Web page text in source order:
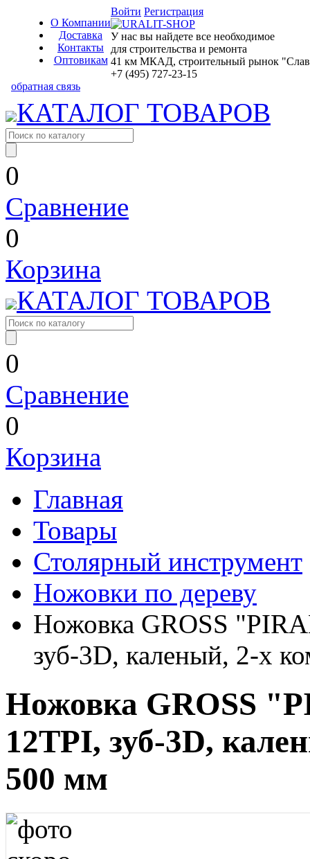
О Компании
Доставка
Контакты
Оптовикам
Войти Регистрация
У нас вы найдете все необходимое
для строительства и ремонта
41 км МКАД, строительный рынок
+7 (495) 727-23-15
обратная связь
КАТАЛОГ ТОВАРОВ
0
Сравнение
0
Корзина
КАТАЛОГ ТОВАРОВ
0
Сравнение
0
Корзина
Главная
Товары
Столярный инструмент
Ножовки по дереву
Ножовка GROSS
зуб-3D, каленый, 2-х
Ножовка GROSS
12TPI, зуб-3D,
500 мм